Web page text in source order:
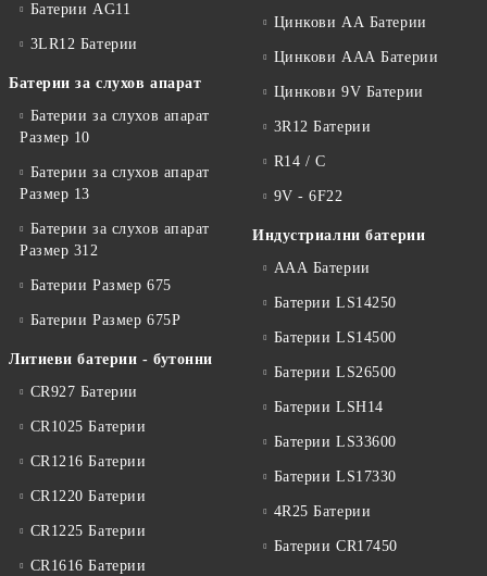
Батерии AG11
3LR12 Батерии
Батерии за слухов апарат
Батерии за слухов апарат
Размер 10
Батерии за слухов апарат
Размер 13
Батерии за слухов апарат
Размер 312
Батерии Размер 675
Батерии Размер 675P
Литиеви батерии - бутонни
CR927 Батерии
CR1025 Батерии
CR1216 Батерии
CR1220 Батерии
CR1225 Батерии
CR1616 Батерии
Цинкови АА Батерии
Цинкови ААА Батерии
Цинкови 9V Батерии
3R12 Батерии
R14 / C
9V - 6F22
Индустриални батерии
ААА Батерии
Батерии LS14250
Батерии LS14500
Батерии LS26500
Батерии LSH14
Батерии LS33600
Батерии LS17330
4R25 Батерии
Батерии CR17450